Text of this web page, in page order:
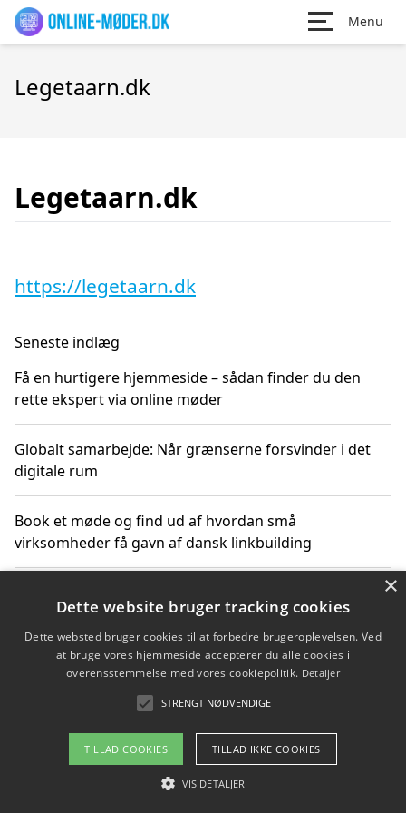
Menu
Legetaarn.dk
Legetaarn.dk
https://legetaarn.dk
Seneste indlæg
Få en hurtigere hjemmeside – sådan finder du den
rette ekspert via online møder
Globalt samarbejde: Når grænserne forsvinder i det
digitale rum
Book et møde og find ud af hvordan små
virksomheder få gavn af dansk linkbuilding
får du indgår et samarbejde
Hold et møde med en WordPress ekspert og vælg den
mest professionelle til at vedligeholde din løsning
Copyright 2026 - Pilanto Aps
Om / kontakt
×
Dette website bruger tracking cookies
Dette websted bruger cookies til at forbedre brugeroplevelsen. Ved
at bruge vores hjemmeside accepterer du alle cookies i
overensstemmelse med vores cookiepolitik. Detaljer
STRENGT NØDVENDIGE
TILLAD COOKIES TILLAD IKKE COOKIES
VIS DETALJER